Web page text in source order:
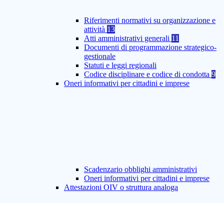
Riferimenti normativi su organizzazione e
attività 13
Atti amministrativi generali 11
Documenti di programmazione strategico-
gestionale
Statuti e leggi regionali
Codice disciplinare e codice di condotta 9
Oneri informativi per cittadini e imprese
Scadenzario obblighi amministrativi
Oneri informativi per cittadini e imprese
Attestazioni OIV o struttura analoga